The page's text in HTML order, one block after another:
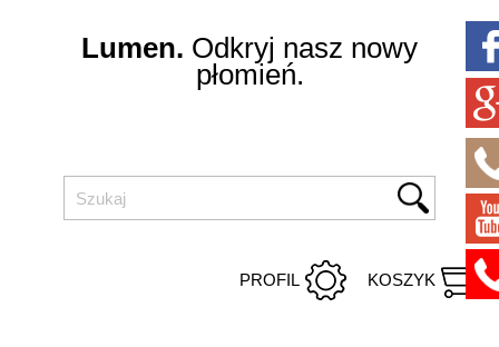
Lumen. Odkryj nasz nowy
płomień.
PROFIL KOSZYK